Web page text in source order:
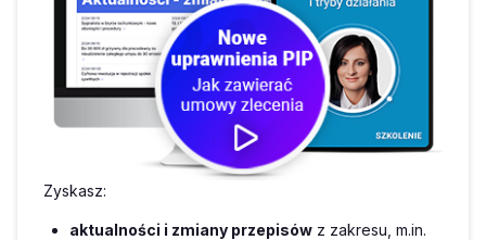
Zyskasz:
aktualności i zmiany przepisów z zakresu, m.in.